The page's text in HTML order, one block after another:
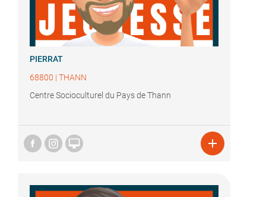
PIERRAT
68800 | THANN
Centre Socioculturel du Pays de Thann
 